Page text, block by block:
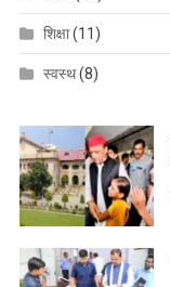
शिक्षा(11)
स्वस्थ(8)